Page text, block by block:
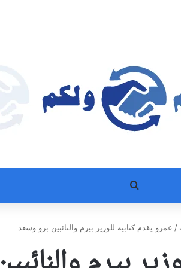
بحث عن
/ عمرو يقدم كتابيه للوزير بيرم والنائبين برو وسعد